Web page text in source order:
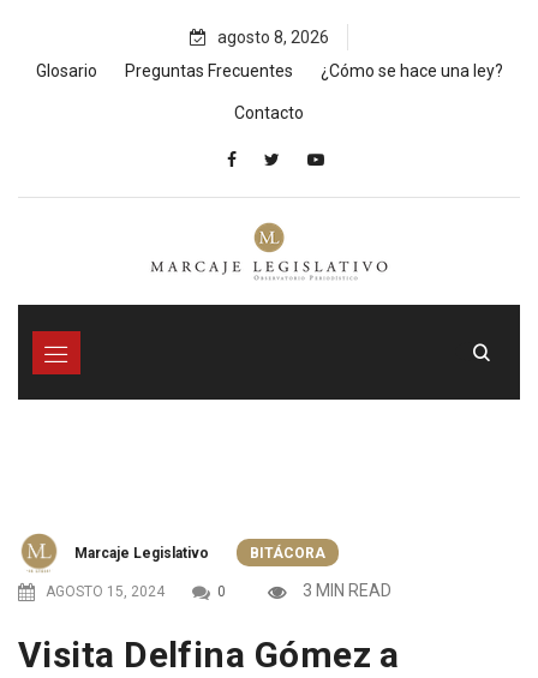
content
agosto 8, 2026
Glosario
Preguntas Frecuentes ¿Cómo se hace una ley?
Contacto
Marcaje Legislativo BITÁCORA
AGOSTO 15, 2024 0 3 MIN READ
Visita Delfina Gómez a